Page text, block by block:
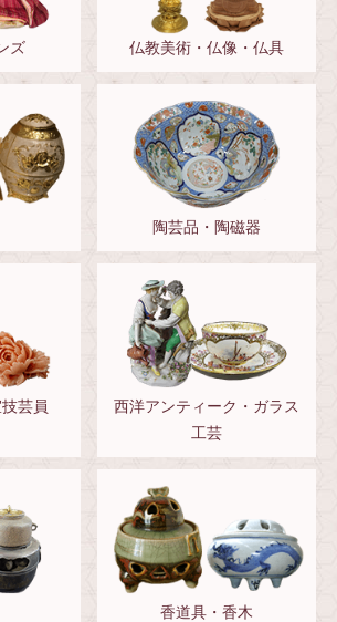
ズ 仏教美術・仏像・仏具
陶芸品・陶磁器
芸員
西洋アンティーク・ガラス
工芸
香道具・香木